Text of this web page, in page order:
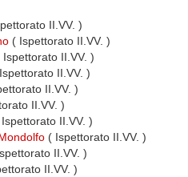
II.VV. )
( Ispettorato II.VV. )
Ispettorato II.VV. )
II.VV. )
II.VV. )
II.VV. )
Ispettorato II.VV. )
( Ispettorato II.VV. )
II.VV. )
II.VV. )